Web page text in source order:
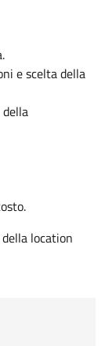
e scelta della
location